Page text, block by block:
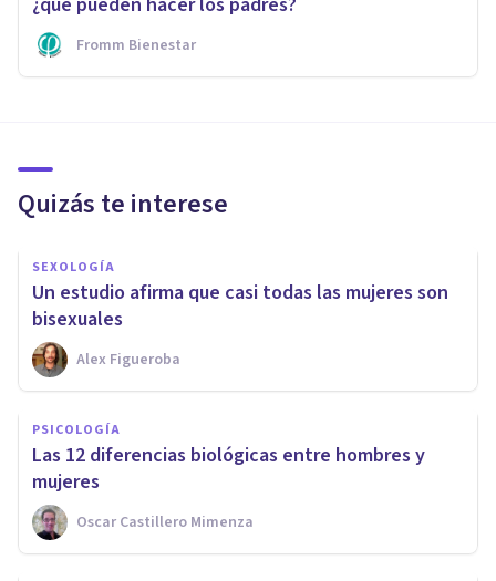
Fromm Bienestar
Quizás te interese
SEXOLOGÍA
Un estudio afirma que casi todas las mujeres son
bisexuales
Alex Figueroba
PSICOLOGÍA
Las 12 diferencias biológicas entre hombres y
mujeres
Oscar Castillero Mimenza